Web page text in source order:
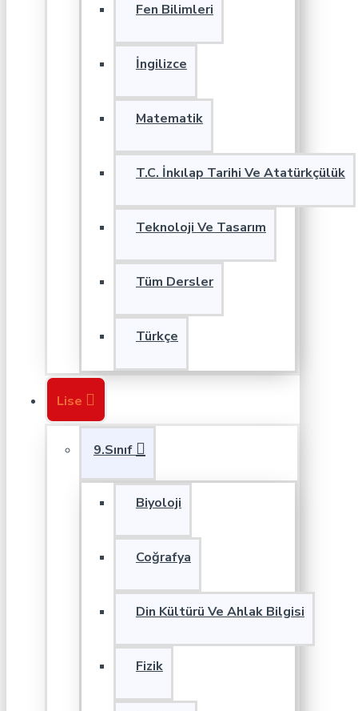
Fen Bilimleri
İngilizce
Matematik
T.C. İnkılap Tarihi Ve Atatürkçülük
Teknoloji Ve Tasarım
Tüm Dersler
Türkçe
Lise
9.Sınıf
Biyoloji
Coğrafya
Din Kültürü Ve Ahlak Bilgisi
Fizik